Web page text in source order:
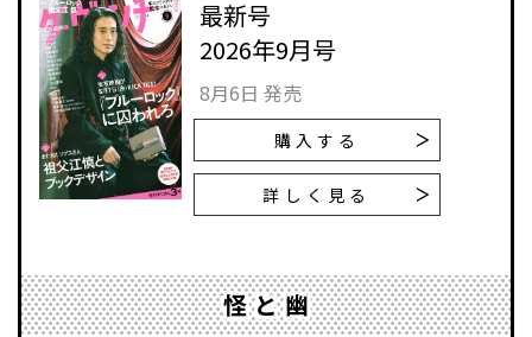
最新号
2026年9月号
8月6日 発売
購入する
詳しく見る
怪と幽